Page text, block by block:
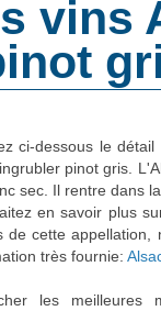
vins
ci-dessous le
pinot gris.
sec. Il rentre dans
en savoir plus
de cette appellation,
très fournie:
les meilleures